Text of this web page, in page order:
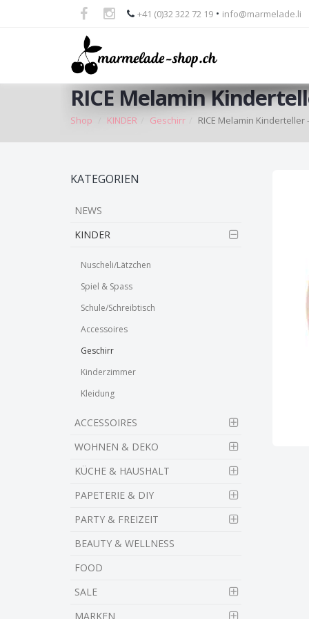
+41 (0)32 322 72 19 • info@marmelade.li
RICE Melamin
Shop KINDER Geschirr RICE Melamin Kinderteller
KATEGORIEN
NEWS
KINDER
Nuscheli/Lätzchen
Spiel & Spass
Schule/Schreibtisch
Accessoires
Geschirr
Kinderzimmer
Kleidung
ACCESSOIRES
WOHNEN & DEKO
KÜCHE & HAUSHALT
PAPETERIE & DIY
PARTY & FREIZEIT
BEAUTY & WELLNESS
FOOD
SALE
MARKEN